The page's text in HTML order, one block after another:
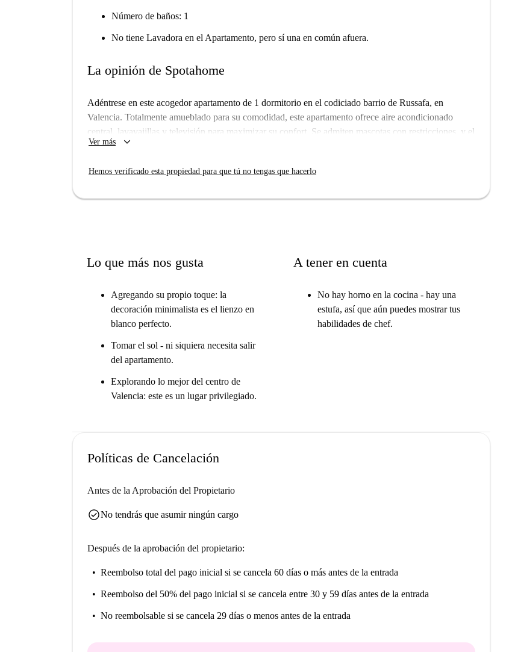
Número de baños: 1
No tiene Lavadora en el Apartamento, pero sí una en común afuera.
La opinión de Spotahome
Adéntrese en este acogedor apartamento de 1 dormitorio en el codiciado barrio de Russafa, en
Valencia. Totalmente amueblado para su comodidad, este apartamento ofrece aire acondicionado
central, lavavajillas y televisión para maximizar su confort. Se admiten mascotas con restricciones, y el
apartamento incluye todos los gastos, lo que le permitirá instalarse sin complicaciones. Además,
restaurantes, como Mood Food Restaurant, Ca Cecilia Ruzafa y Ramen Kuma, que prometen una
Ver más keyboard_arrow_down
Hemos verificado esta propiedad para que tú no tengas que hacerlo
Lo que más nos gusta
Agregando su propio toque: la
decoración minimalista es el lienzo en
blanco perfecto.
Tomar el sol - ni siquiera necesita salir
del apartamento.
Explorando lo mejor del centro de
Valencia: este es un lugar privilegiado.
A tener en cuenta
No hay horno en la cocina - hay una
estufa, así que aún puedes mostrar tus
habilidades de chef.
Políticas de Cancelación
Antes de la Aprobación del Propietario
check_circleNo tendrás que asumir ningún cargo
Después de la aprobación del propietario:
Reembolso total del pago inicial si se cancela 60 días o más antes de la entrada
Reembolso del 50% del pago inicial si se cancela entre 30 y 59 días antes de la entrada
No reembolsable si se cancela 29 días o menos antes de la entrada